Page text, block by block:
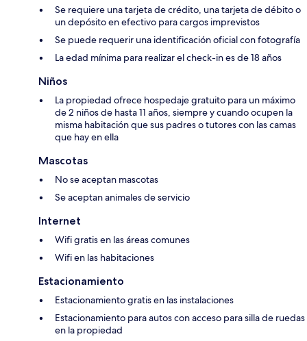
Se requiere una tarjeta de crédito, una tarjeta de débito o
un depósito en efectivo para cargos imprevistos
Se puede requerir una identificación oficial con fotografía
La edad mínima para realizar el check-in es de 18 años
Niños
La propiedad ofrece hospedaje gratuito para un máximo
de 2 niños de hasta 11 años, siempre y cuando ocupen la
misma habitación que sus padres o tutores con las camas
que hay en ella
Mascotas
No se aceptan mascotas
Se aceptan animales de servicio
Internet
Wifi gratis en las áreas comunes
Wifi en las habitaciones
Estacionamiento
Estacionamiento gratis en las instalaciones
Estacionamiento para autos con acceso para silla de ruedas
en la propiedad